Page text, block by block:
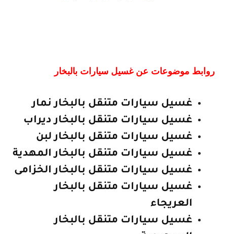
روابط موضوعات عن غسيل سيارات بالبخار
غسيل سيارات متنقل بالبخار نمار
غسيل سيارات متنقل بالبخار ديراب
غسيل سيارات متنقل بالبخار لبن
غسيل سيارات متنقل بالبخار المهدية
غسيل سيارات متنقل بالبخار الخزامى
غسيل سيارات متنقل بالبخار
العريجاء
غسيل سيارات متنقل بالبخار